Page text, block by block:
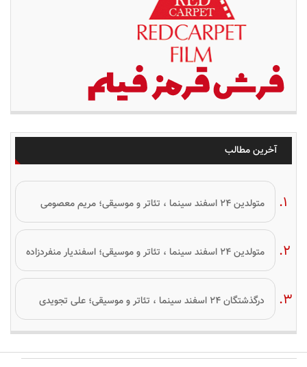
آخرین مطالب
متولدین ۲۴ اسفند سینما ، تئاتر و موسیقی؛ مریم معصومی
متولدین ۲۴ اسفند سینما ، تئاتر و موسیقی؛ اسفندیار منفردزاده
درگذشتگان ۲۴ اسفند سینما ، تئاتر و موسیقی؛ علی تجویدی